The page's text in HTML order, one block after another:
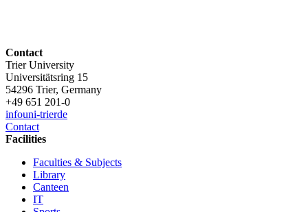
Contact
Trier University
Universitätsring 15
54296 Trier, Germany
+49 651 201-0
infouni-trierde
Contact
Facilities
Faculties & Subjects
Library
Canteen
IT